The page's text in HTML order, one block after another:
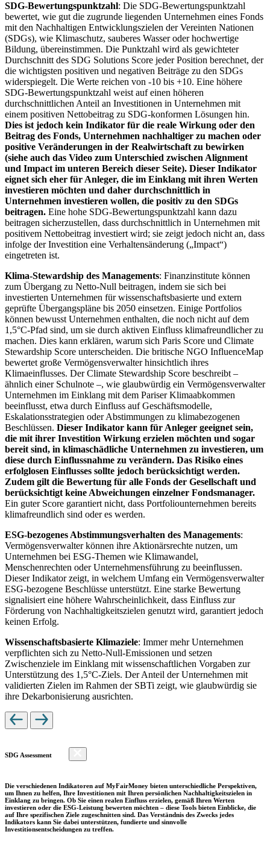
SDG-Bewertungspunktzahl: Die SDG-Bewertungspunktzahl
bewertet, wie gut die zugrunde liegenden Unternehmen eines Fonds
mit den Nachhaltigen Entwicklungszielen der Vereinten Nationen
(SDGs), wie Klimaschutz, sauberes Wasser oder hochwertige
Bildung, übereinstimmen. Die Punktzahl wird als gewichteter
Durchschnitt des SDG Solutions Score jeder Position berechnet, der
die wichtigsten positiven und negativen Beiträge zu den SDGs
widerspiegelt. Die Werte reichen von -10 bis +10. Eine höhere
SDG-Bewertungspunktzahl weist auf einen höheren
durchschnittlichen Anteil an Investitionen in Unternehmen mit
einem positiven Nettobeitrag zu SDG-konformen Lösungen hin.
Dies ist jedoch kein Indikator für die reale Wirkung oder den
Beitrag des Fonds, Unternehmen nachhaltiger zu machen oder
positive Veränderungen in der Realwirtschaft zu bewirken
(siehe auch das Video zum Unterschied zwischen Alignment
und Impact im unteren Bereich dieser Seite). Dieser Indikator
eignet sich eher für Anleger, die im Einklang mit ihren Werten
investieren möchten und daher durchschnittlich in
Unternehmen investieren wollen, die positiv zu den SDGs
beitragen. Eine hohe SDG-Bewertungspunktzahl kann dazu
beitragen sicherzustellen, dass durchschnittlich in Unternehmen mit
positivem Nettobeitrag investiert wird; sie zeigt jedoch nicht an, dass
infolge der Investition eine Verhaltensänderung („Impact“)
eingetreten ist.
Klima-Stewardship des Managements: Finanzinstitute können
zum Übergang zu Netto-Null beitragen, indem sie sich bei
investierten Unternehmen für wissenschaftsbasierte und extern
geprüfte Übergangspläne bis 2050 einsetzen. Einige Portfolios
können bewusst Unternehmen enthalten, die noch nicht auf dem
1,5°C-Pfad sind, um sie durch aktiven Einfluss klimafreundlicher zu
machen. Dies kann erklären, warum sich Paris Score und Climate
Stewardship Score unterscheiden. Die britische NGO InfluenceMap
bewertet große Vermögensverwalter hinsichtlich ihres
Klimaeinflusses. Der Climate Stewardship Score beschreibt –
ähnlich einer Schulnote –, wie glaubwürdig ein Vermögensverwalter
Unternehmen im Einklang mit dem Pariser Klimaabkommen
beeinflusst, etwa durch Einfluss auf Geschäftsmodelle,
Eskalationsstrategien oder Abstimmungen zu klimabezogenen
Beschlüssen. Dieser Indikator kann für Anleger geeignet sein,
die mit ihrer Investition Wirkung erzielen möchten und sogar
bereit sind, in klimaschädliche Unternehmen zu investieren, um
diese durch Einflussnahme zu verändern. Das Risiko eines
erfolglosen Einflusses sollte jedoch berücksichtigt werden.
Zudem gilt die Bewertung für alle Fonds der Gesellschaft und
berücksichtigt keine Abweichungen einzelner Fondsmanager.
Ein guter Score garantiert nicht, dass Portfoliounternehmen bereits
klimafreundlich sind oder es werden.
ESG-bezogenes Abstimmungsverhalten des Managements:
Vermögensverwalter können ihre Aktionärsrechte nutzen, um
Unternehmen bei ESG-Themen wie Klimawandel,
Menschenrechten oder Unternehmensführung zu beeinflussen.
Dieser Indikator zeigt, in welchem Umfang ein Vermögensverwalter
ESG-bezogene Beschlüsse unterstützt. Eine starke Bewertung
signalisiert eine höhere Wahrscheinlichkeit, dass Einfluss zur
Förderung von Nachhaltigkeitszielen genutzt wird, garantiert jedoch
keinen Erfolg.
Wissenschaftsbasierte Klimaziele: Immer mehr Unternehmen
verpflichten sich zu Netto-Null-Emissionen und setzen
Zwischenziele im Einklang mit wissenschaftlichen Vorgaben zur
Unterstützung des 1,5°C-Ziels. Der Anteil der Unternehmen mit
validierten Zielen im Rahmen der SBTi zeigt, wie glaubwürdig sie
ihre Dekarbonisierung ausrichten.
SDG Assessment
Die verschiedenen Indikatoren auf MyFairMoney bieten unterschiedliche Perspektiven,
um Ihnen zu helfen, Ihre Investitionen mit Ihren persönlichen Nachhaltigkeitszielen in
Einklang zu bringen. Ob Sie einen realen Einfluss erzielen, gemäß Ihren Werten
investieren oder die ESG-Leistung bewerten möchten – diese Tools bieten Einblicke, die
auf Ihre spezifischen Ziele zugeschnitten sind. Das Verständnis des Zwecks jedes
Indikators kann Sie dabei unterstützen, fundierte und sinnvolle
Investitionsentscheidungen zu treffen.